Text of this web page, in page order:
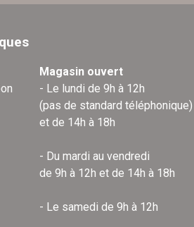
Magasin ouvert
- Le lundi de 9h à 12h
(pas de standard téléphonique)
et de 14h à 18h
- Du mardi au vendredi
de 9h à 12h et de 14h à 18h
- Le samedi de 9h à 12h